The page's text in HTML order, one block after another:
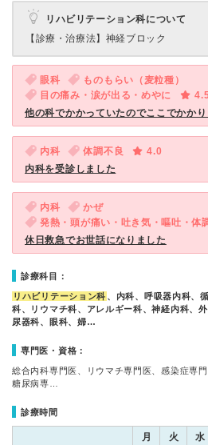
リハビリテーション科について
【診療・治療法】 神経ブロック
眼科
ものもらい（麦粒種）
目の痛み・涙が出る・めやに
他の科でかかっていたのでここでかかり
内科 体調不良
4.0
内科を受診しました
内科
かぜ
発熱・頭が痛い・吐き気・嘔吐・体
休日救急でお世話になりました
診療科目：
リハビリテーション科 、内科、呼吸器内科、
科、リウマチ科、アレルギー科、神経内科、
尿器科、眼科、婦…
専門医・資格：
総合内科専門医、リウマチ専門医、感染症専
糖尿病専…
診療時間
月 火 水